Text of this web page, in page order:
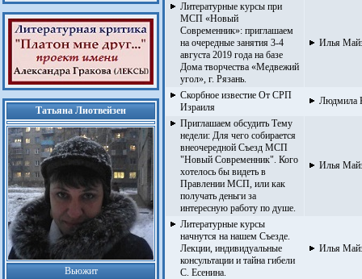
Татьяна Лиотвейзен
Вьюжит
Литературные курсы при
МСП «Новый
Современник»: приглашаем
на очередные занятия 3-4
августа 2019 года на базе
Дома творчества «Медвежий
угол», г. Рязань.
Илья
Скорбное известие От СРП
Израиля
Людмила
Приглашаем обсудить Тему
недели: Для чего собирается
внеочередной Съезд МСП
"Новый Современник". Кого
хотелось бы видеть в
Правлении МСП, или как
получать деньги за
интересную работу по душе.
Илья
Литературные курсы
начнутся на нашем Съезде.
Лекции, индивидуальные
консультации и тайна гибели
С. Есенина.
Илья